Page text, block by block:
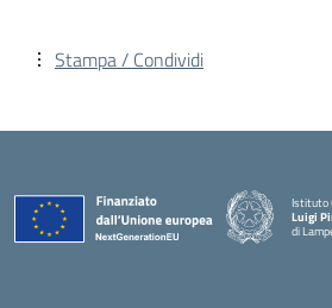
Stampa / Condividi
Istituto
Luigi
di